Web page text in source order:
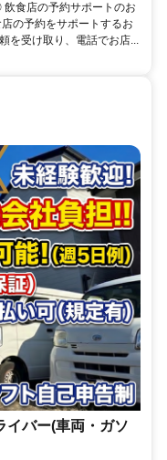
食店の予約サポートのお
の予約をサポートするお
を受け取り、電話でお店...
イバー(車両・ガソ